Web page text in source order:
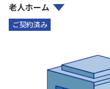
老人ホーム
ご契約済み